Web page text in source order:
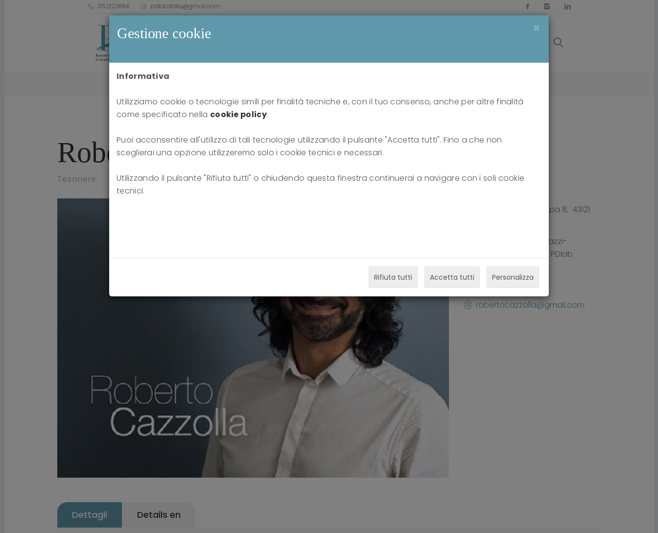
0521238114 pdlabitalia@gmail.com
Roberto Cazzolla
Tesoriere
Borgo Marco dell'Arpa 8, 43121
Studio associato Dazzi-
Cassani-Cazzolla / PDlab
Centro Clinico
+39 0521 238114
robertocazzolla@gmail.com
Dettagli Details en
Gestione cookie ×
Informativa
Utilizziamo cookie o tecnologie simili per finalità tecniche e, con il tuo consenso, anche per altre finalità
come specificato nella cookie policy.
Puoi acconsentire all'utilizzo di tali tecnologie utilizzando il pulsante "Accetta tutti". Fino a che non
sceglierai una opzione utilizzeremo solo i cookie tecnici e necessari.
Utilizzando il pulsante "Rifiuta tutti" o chiudendo questa finestra continuerai a navigare con i soli cookie
tecnici.
Rifiuta tutti Accetta tutti Personalizza